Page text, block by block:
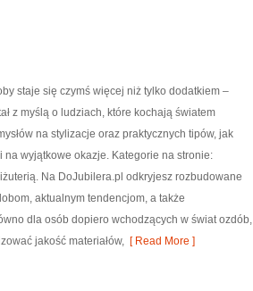
staje się czymś więcej niż tylko dodatkiem –
z myślą o ludziach, które kochają światem
na stylizacje oraz praktycznych tipów, jak
wyjątkowe okazje. Kategorie na stronie:
Na DoJubilera.pl odkryjesz rozbudowane
aktualnym tendencjom, a także
dla osób dopiero wchodzących w świat ozdób,
jakość materiałów, [ Read More ]